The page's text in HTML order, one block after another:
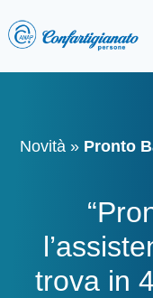
Novità » Pronto
trova in